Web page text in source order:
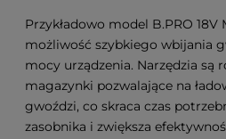
Przykładowo model B.PRO 18V
możliwość szybkiego wbijania
mocy urządzenia. Narzędzia są
magazynki pozwalające na
gwoździ, co skraca czas
zasobnika i zwiększa